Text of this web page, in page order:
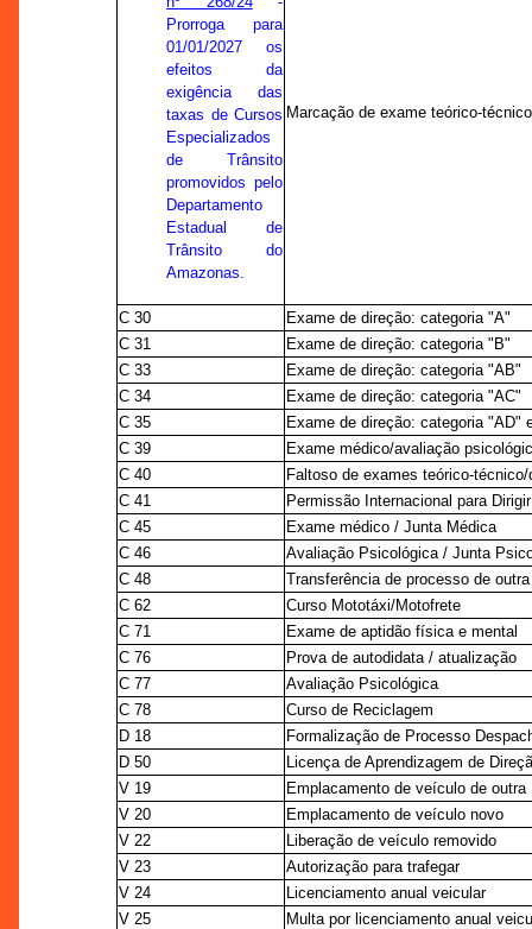
Prorroga para
01/01/2027 os
efeitos da
exigência das
taxas de Cursos
Especializados
de Trânsito
promovidos pelo
Departamento
Estadual de
Trânsito do
Amazonas.
Marcação de exame teórico-técnico
C 30
Exame de direção: categoria "A"
C 31
Exame de direção: categoria "B"
C 33
Exame de direção: categoria "AB"
C 34
Exame de direção: categoria "AC"
C 35
Exame de direção: categoria "AD"
C 39
Exame médico/avaliação
C 40
Faltoso de exames teórico-
C 41
Permissão Internacional para
C 45
Exame médico / Junta Médica
C 46
Avaliação Psicológica / Junta
C 48
Transferência de processo de
C 62
Curso Mototáxi/Motofrete
C 71
Exame de aptidão física e mental
C 76
Prova de autodidata / atualização
C 77
Avaliação Psicológica
C 78
Curso de Reciclagem
D 18
Formalização de Processo
D 50
Licença de Aprendizagem de
V 19
Emplacamento de veículo de outra
V 20
Emplacamento de veículo novo
V 22
Liberação de veículo removido
V 23
Autorização para trafegar
V 24
Licenciamento anual veicular
V 25
Multa por licenciamento anual